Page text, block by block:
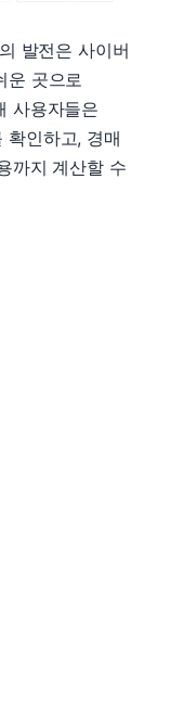
발전은 사이버
운 곳으로
사용자들은
확인하고, 경매
까지 계산할 수